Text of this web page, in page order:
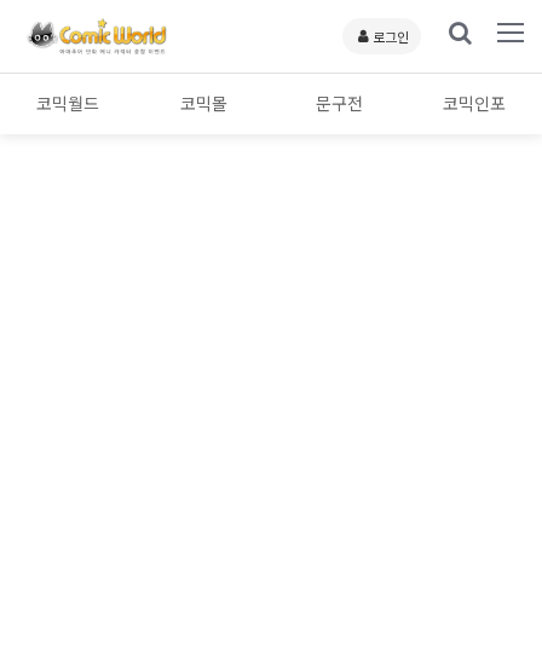
로그인
코믹월드 코믹몰 문구전 코믹인포